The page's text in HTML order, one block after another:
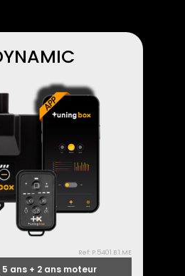
Ref: P.5401.B.1.ME
ans + 2 ans moteur